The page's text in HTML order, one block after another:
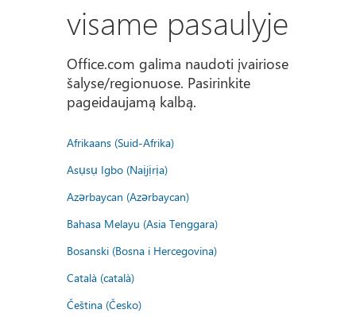
visame pasaulyje
Office.com galima naudoti įvairiose
šalyse/regionuose. Pasirinkite
pageidaujamą kalbą.
Afrikaans (Suid-Afrika)
Asụsụ Igbo (Naịjịrịa)
Azərbaycan (Azərbaycan)
Bahasa Melayu (Asia Tenggara)
Bosanski (Bosna i Hercegovina)
Català (català)
Čeština (Česko)